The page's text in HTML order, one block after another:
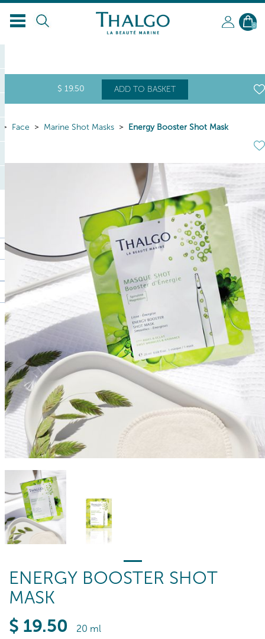
EN
0
$ 19.50 ADD TO BASKET
Face Marine Shot Masks Energy Booster Shot Mask
ENERGY BOOSTER SHOT
MASK
$ 19.50 20 ml